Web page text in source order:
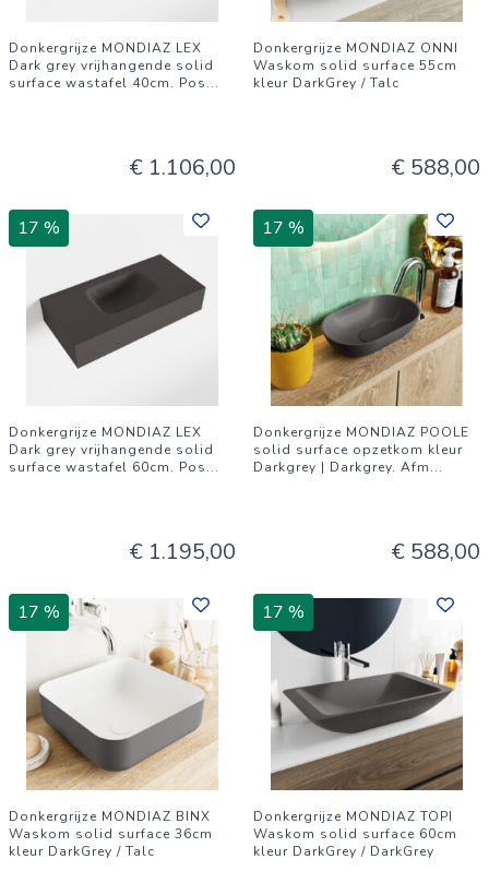
Donkergrijze MONDIAZ LEX
Dark grey vrijhangende solid
surface wastafel 40cm. Pos...
€ 1.106,00
Donkergrijze MONDIAZ ONNI
Waskom solid surface 55cm
kleur DarkGrey / Talc
€ 588,00
17 %
Donkergrijze MONDIAZ LEX
Dark grey vrijhangende solid
surface wastafel 60cm. Pos...
€ 1.195,00
17 %
Donkergrijze MONDIAZ POOLE
solid surface opzetkom kleur
Darkgrey | Darkgrey. Afm...
€ 588,00
17 %
Donkergrijze MONDIAZ BINX
Waskom solid surface 36cm
kleur DarkGrey / Talc
17 %
Donkergrijze MONDIAZ TOPI
Waskom solid surface 60cm
kleur DarkGrey / DarkGrey